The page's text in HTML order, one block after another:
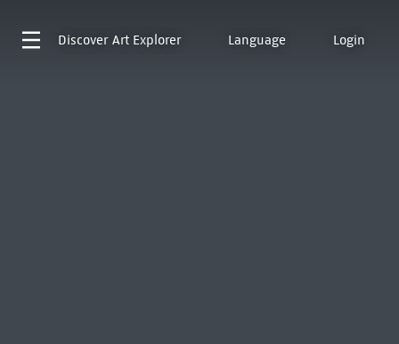
Discover Art Explorer Language Login